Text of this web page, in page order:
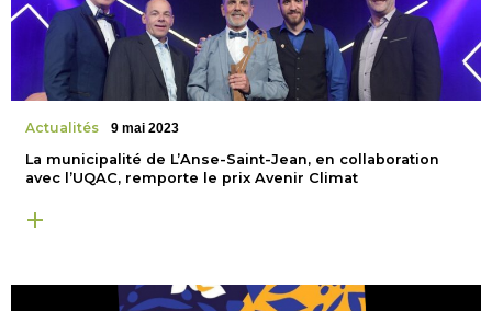
Actualités 9 mai 2023
La municipalité de L’Anse-Saint-Jean, en collaboration
avec l’UQAC, remporte le prix Avenir Climat